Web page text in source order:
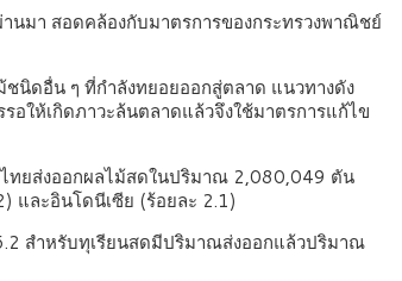
นมา สอดคล้องกับมาตรการของกระทรวงพาณิชย์
นิดอื่น ๆ ที่กำลังทยอยออกสู่ตลาด แนวทางดัง
อให้เกิดภาวะล้นตลาดแล้วจึงใช้มาตรการแก้ไข
ไทยส่งออกผลไม้สดในปริมาณ 2,080,049 ตัน
และอินโดนีเซีย (ร้อยละ 2.1)
สำหรับทุเรียนสดมีปริมาณส่งออกแล้วปริมาณ